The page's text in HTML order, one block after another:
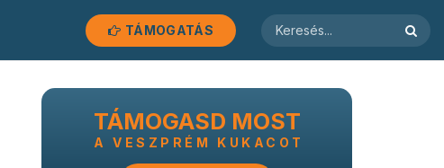
TÁMOGATÁS
TÁMOGASD MOST
A VESZPRÉM KUKACOT